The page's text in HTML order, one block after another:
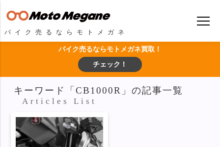
バイク売るならモトメガネ
バイク売るならモトメガネ買取！
チェック！
キーワード「CB1000R」の記事一覧
Articles List